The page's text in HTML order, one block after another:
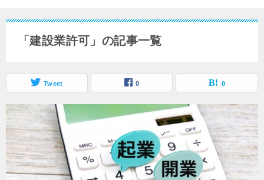
「建設業許可」の記事一覧
Tweet 0 0